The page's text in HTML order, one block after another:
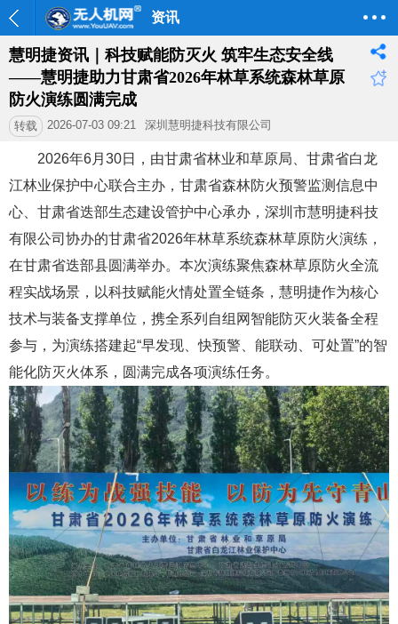
资讯
慧明捷资讯｜科技赋能防灭火 筑牢生态安全线
——慧明捷助力甘肃省2026年林草系统森林草原
防火演练圆满完成
转载 2026-07-03 09:21 深圳慧明捷科技有限公司
2026年6月30日，由甘肃省林业和草原局、甘肃省白龙
江林业保护中心联合主办，甘肃省森林防火预警监测信息中
心、甘肃省迭部生态建设管护中心承办，深圳市慧明捷科技
有限公司协办的甘肃省2026年林草系统森林草原防火演练，
在甘肃省迭部县圆满举办。本次演练聚焦森林草原防火全流
程实战场景，以科技赋能火情处置全链条，慧明捷作为核心
技术与装备支撑单位，携全系列自组网智能防灭火装备全程
参与，为演练搭建起“早发现、快预警、能联动、可处置”的智
能化防灭火体系，圆满完成各项演练任务。